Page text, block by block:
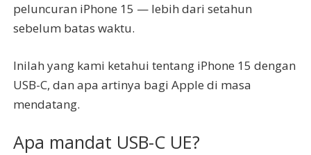
peluncuran iPhone 15 — lebih dari setahun
sebelum batas waktu.
Inilah yang kami ketahui tentang iPhone 15 dengan
USB-C, dan apa artinya bagi Apple di masa
mendatang.
Apa mandat USB-C UE?